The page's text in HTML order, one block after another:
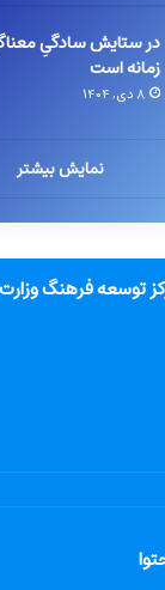
در ستایش سادگیِ
زمانه است
۸ دی, ۱۴۰۴
نمایش بیشتر
توسعه فرهنگ وزارت